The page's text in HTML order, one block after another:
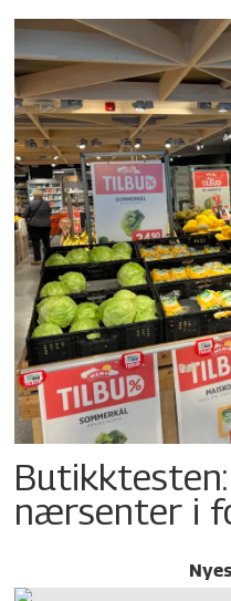
nærsenter i